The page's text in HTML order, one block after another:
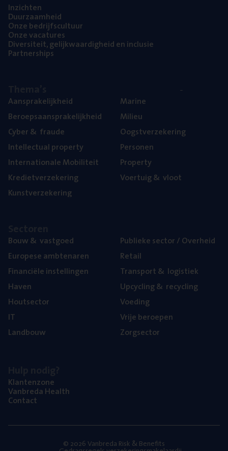
Inzich­ten
Duur­zaam­heid
Onze bedrijfs­cul­tuur
Onze vaca­tu­res
Diver­si­teit, gelijk­waar­dig­heid en inclusie
Part­ner­ships
Aan­spra­ke­lijk­heid
Beroeps­aan­spra­ke­lijk­heid
Cyber& fraude
Intel­lec­tu­al property
Inter­na­ti­o­na­le Mobiliteit
Kre­diet­ver­ze­ke­ring
Kunst­ver­ze­ke­ring
Mari­ne
Mili­eu
Oogst­ver­ze­ke­ring
Per­so­nen
Pro­per­ty
Voer­tuig& vloot
Bouw& vastgoed
Euro­pe­se ambtenaren
Finan­ci­ë­le instellingen
Haven
Hout­sec­tor
IT
Land­bouw
Publie­ke sec­tor / Overheid
Retail
Trans­port& logistiek
Upcy­cling& recycling
Voe­ding
Vrije beroe­pen
Zorg­sec­tor
Klan­ten­zo­ne
Van­b­re­da Health
Con­tact
© 2026 Vanbreda Risk & Benefits